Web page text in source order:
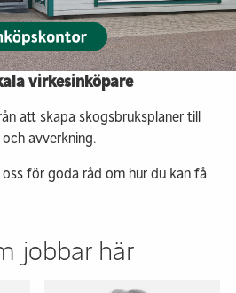
virkesinköpare
att skapa skogsbruksplaner till
avverkning.
för goda råd om hur du kan få
jobbar här